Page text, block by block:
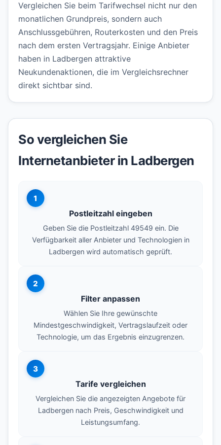
Vergleichen Sie beim Tarifwechsel nicht nur den
monatlichen Grundpreis, sondern auch
Anschlussgebühren, Routerkosten und den Preis
nach dem ersten Vertragsjahr. Einige Anbieter
haben in Ladbergen attraktive
Neukundenaktionen, die im Vergleichsrechner
direkt sichtbar sind.
So vergleichen Sie
Internetanbieter in Ladbergen
1
Postleitzahl eingeben
Geben Sie die Postleitzahl 49549 ein. Die
Verfügbarkeit aller Anbieter und Technologien in
Ladbergen wird automatisch geprüft.
2
Filter anpassen
Wählen Sie Ihre gewünschte
Mindestgeschwindigkeit, Vertragslaufzeit oder
Technologie, um das Ergebnis einzugrenzen.
3
Tarife vergleichen
Vergleichen Sie die angezeigten Angebote für
Ladbergen nach Preis, Geschwindigkeit und
Leistungsumfang.